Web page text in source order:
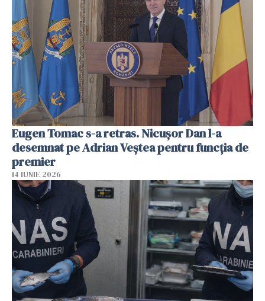
Eugen Tomac s-a retras. Nicușor Dan l-a
desemnat pe Adrian Veștea pentru funcția de
premier
14 IUNIE 2026